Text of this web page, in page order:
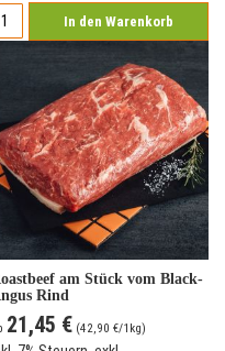
In den Warenkorb
am Stück vom Black-
Rind
21,45 € (42,90 €/1kg)